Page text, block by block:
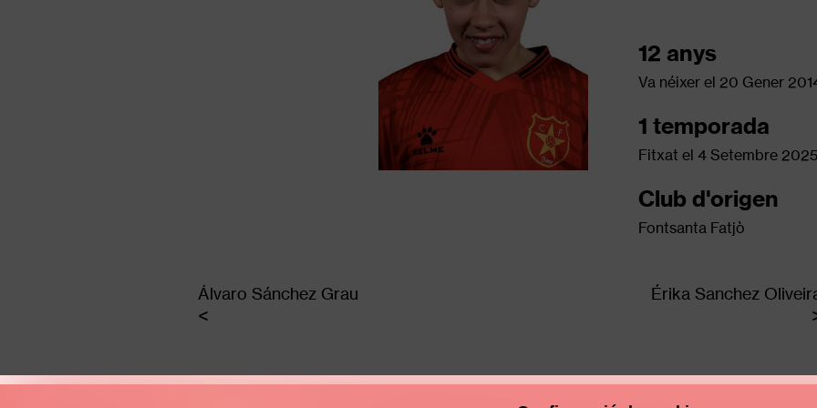
12 anys
Va néixer el 20 Gener
1 temporada
Fitxat el 4 Setembre 2025
Club d'origen
Fontsanta Fatjò
Álvaro Sánchez Grau Érika Sanchez